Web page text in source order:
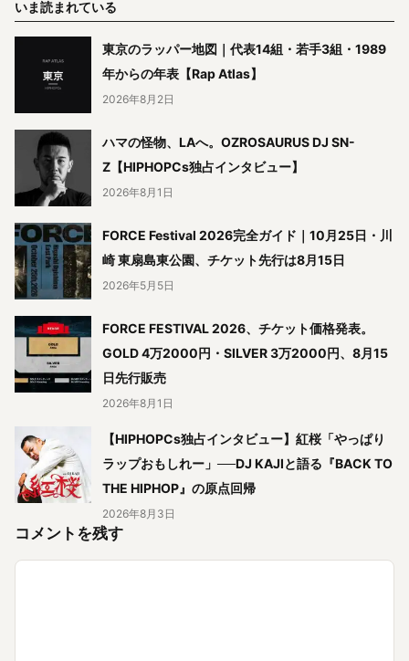
いま読まれている
東京のラッパー地図｜代表14組・若手3組・1989
年からの年表【Rap Atlas】
2026年8月2日
ハマの怪物、LAへ。OZROSAURUS DJ SN-
Z【HIPHOPCs独占インタビュー】
2026年8月1日
FORCE Festival 2026完全ガイド｜10月25日・川
崎 東扇島東公園、チケット先行は8月15日
2026年5月5日
FORCE FESTIVAL 2026、チケット価格発表。
GOLD 4万2000円・SILVER 3万2000円、8月15
日先行販売
2026年8月1日
【HIPHOPCs独占インタビュー】紅桜「やっぱり
ラップおもしれー」──DJ KAJIと語る『BACK TO
THE HIPHOP』の原点回帰
2026年8月3日
コメントを残す